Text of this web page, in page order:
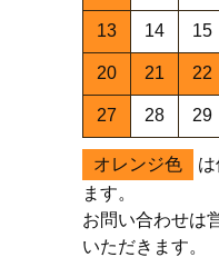
13 14 15
20 21 22
27 28 29
オレンジ色
ます。
お問い合わせは
いただきます。